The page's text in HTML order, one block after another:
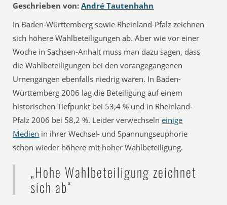
Geschrieben von: André Tautenhahn
In Baden-Württemberg sowie Rheinland-Pfalz zeichnen
sich höhere Wahlbeteiligungen ab. Aber wie vor einer
Woche in Sachsen-Anhalt muss man dazu sagen, dass
die Wahlbeteiligungen bei den vorangegangenen
Urnengängen ebenfalls niedrig waren. In Baden-
Württemberg 2006 lag die Beteiligung auf einem
historischen Tiefpunkt bei 53,4 % und in Rheinland-
Pfalz 2006 bei 58,2 %. Leider verwechselneinige
Medien in ihrer Wechsel- und Spannungseuphorie
schon wieder höhere mit hoher Wahlbeteiligung.
„Hohe Wahlbeteiligung zeichnet
sich ab“